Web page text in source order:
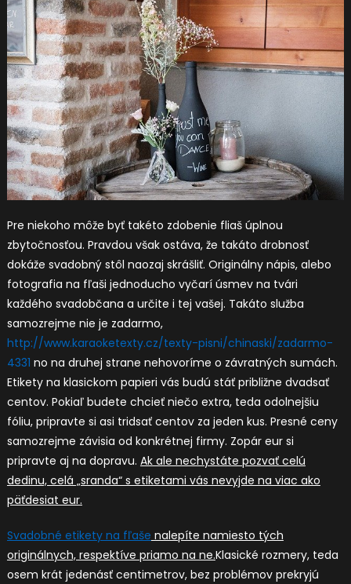
Pre niekoho môže byť takéto zdobenie fliaš úplnou
zbytočnosťou. Pravdou však ostáva, že takáto drobnosť
dokáže svadobný stôl naozaj skrášliť. Originálny nápis, alebo
fotografia na fľaši jednoducho vyčarí úsmev na tvári
každého svadobčana a určite i tej vašej. Takáto služba
samozrejme nie je zadarmo,
http://www.karaoketexty.cz/texty-pisni/chinaski/zadarmo-
4331 no na druhej strane nehovoríme o závratných sumách.
Etikety na klasickom papieri vás budú stáť približne dvadsať
centov. Pokiaľ budete chcieť niečo extra, teda odolnejšiu
fóliu, pripravte si asi tridsať centov za jeden kus. Presné ceny
samozrejme závisia od konkrétnej firmy. Zopár eur si
pripravte aj na dopravu. Ak ale nechystáte pozvať celú
dedinu, celá „sranda“ s etiketami vás nevyjde na viac ako
päťdesiat eur.
Svadobné etikety na fľaše nalepíte namiesto tých
originálnych, respektíve priamo na ne.Klasické rozmery, teda
osem krát jedenásť centimetrov, bez problémov prekryjú